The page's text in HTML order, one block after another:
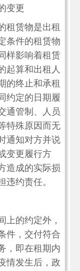
变更
租赁物是出租
条件的租赁物
样影响着租赁
起算和出租人
的终止和承租
约定的日期履
通管制、人员
特殊原因而无
通知对方并说
变更履行方
造成的实际损
违约责任。
上的约定外，
件，交付符合
，即在租期内
情发生后，政